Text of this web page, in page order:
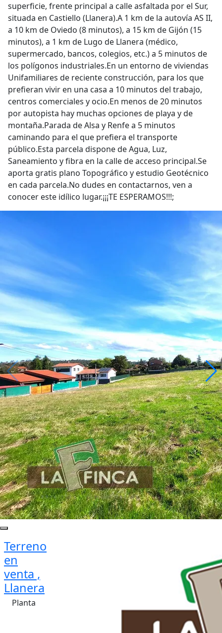
superficie, frente principal a calle asfaltada por el Sur,
situada en Castiello (Llanera).A 1 km de la autovía AS II,
a 10 km de Oviedo (8 minutos), a 15 km de Gijón (15
minutos), a 1 km de Lugo de Llanera (médico,
supermercado, bancos, colegios, etc.) a 5 minutos de
los polígonos industriales.En un entorno de viviendas
Unifamiliares de reciente construcción, para los que
prefieran vivir en una casa a 10 minutos del trabajo,
centros comerciales y ocio.En menos de 20 minutos
por autopista hay muchas opciones de playa y de
montaña.Parada de Alsa y Renfe a 5 minutos
caminando para el que prefiera el transporte
público.Esta parcela dispone de Agua, Luz,
Saneamiento y fibra en la calle de acceso principal.Se
aporta gratis plano Topográfico y estudio Geotécnico
en cada parcela.No dudes en contactarnos, ven a
conocer este idílico lugar.¡¡¡TE ESPERAMOS!!!;
Terreno
en
venta ,
Llanera
Planta